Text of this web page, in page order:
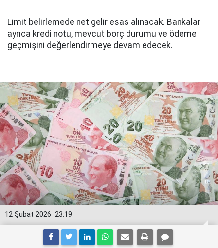
Limit belirlemede net gelir esas alınacak. Bankalar
ayrıca kredi notu, mevcut borç durumu ve ödeme
geçmişini değerlendirmeye devam edecek.
23:19
12 Şubat 2026